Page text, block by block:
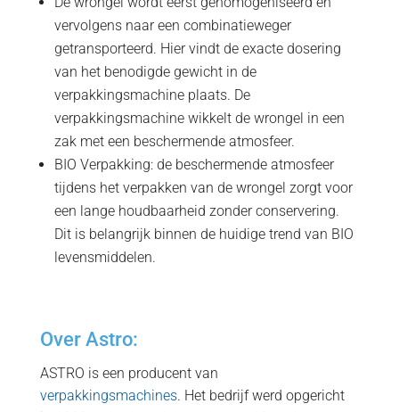
vervolgens naar een combinatieweger
getransporteerd. Hier vindt de exacte dosering
van het benodigde gewicht in de
verpakkingsmachine plaats. De
verpakkingsmachine wikkelt de wrongel in een
zak met een beschermende atmosfeer.
BIO Verpakking: de beschermende atmosfeer
tijdens het verpakken van de wrongel zorgt voor
een lange houdbaarheid zonder conservering.
Dit is belangrijk binnen de huidige trend van BIO
levensmiddelen.
Over Astro:
ASTRO is een producent van
verpakkingsmachines. Het bedrijf werd opgericht